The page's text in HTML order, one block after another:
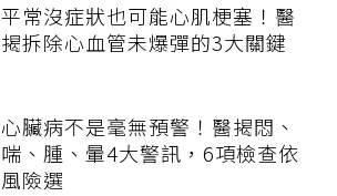
平常沒症狀也可能心肌梗塞！醫
揭拆除心血管未爆彈的3大關鍵
心臟病不是毫無預警！醫揭悶、
喘、腫、暈4大警訊，6項檢查依
風險選